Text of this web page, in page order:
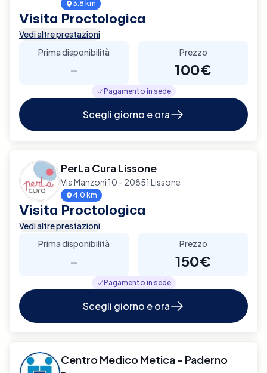
3.8 km
Visita Proctologica
Vedi altre prestazioni
Prima disponibilità
-
Prezzo
100€
Pagamento in sede
Scegli giorno e ora
PerLa Cura Lissone
Via Manzoni 10 - 20851 Lissone
4.0 km
Visita Proctologica
Vedi altre prestazioni
Prima disponibilità
-
Prezzo
150€
Pagamento in sede
Scegli giorno e ora
Centro Medico Metica - Paderno